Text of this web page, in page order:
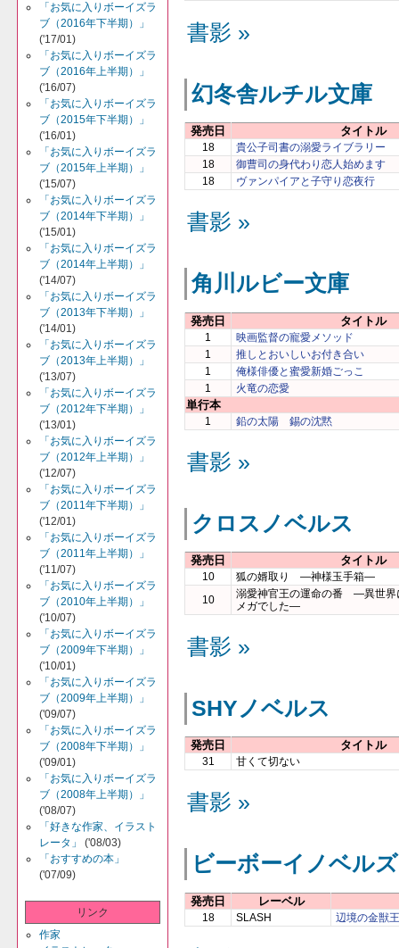
「お気に入りボーイズラ
ブ（2016年下半期）」
('17/01)
「お気に入りボーイズラ
ブ（2016年上半期）」
('16/07)
「お気に入りボーイズラ
ブ（2015年下半期）」
('16/01)
「お気に入りボーイズラ
ブ（2015年上半期）」
('15/07)
「お気に入りボーイズラ
ブ（2014年下半期）」
('15/01)
「お気に入りボーイズラ
ブ（2014年上半期）」
('14/07)
「お気に入りボーイズラ
ブ（2013年下半期）」
('14/01)
「お気に入りボーイズラ
ブ（2013年上半期）」
('13/07)
「お気に入りボーイズラ
ブ（2012年下半期）」
('13/01)
「お気に入りボーイズラ
ブ（2012年上半期）」
('12/07)
「お気に入りボーイズラ
ブ（2011年下半期）」
('12/01)
「お気に入りボーイズラ
ブ（2011年上半期）」
('11/07)
「お気に入りボーイズラ
ブ（2010年上半期）」
('10/07)
「お気に入りボーイズラ
ブ（2009年下半期）」
('10/01)
「お気に入りボーイズラ
ブ（2009年上半期）」
('09/07)
「お気に入りボーイズラ
ブ（2008年下半期）」
('09/01)
「お気に入りボーイズラ
ブ（2008年上半期）」
('08/07)
「好きな作家、イラスト
レータ」
('08/03)
「おすすめの本」
('07/09)
リンク
作家
書影 »
幻冬舎ルチル文庫
発売日 タイトル
18
貴公子司書の溺愛ライブラリー
18
御曹司の身代わり恋人始めます
18
ヴァンパイアと子守り恋夜行
書影 »
角川ルビー文庫
発売日 タイトル
1
映画監督の寵愛メソッド
1
推しとおいしいお付き合い
1
俺様俳優と蜜愛新婚ごっこ
1
火竜の恋愛
単行本
1 鉛の太陽 錫の沈黙
書影 »
クロスノベルス
発売日 タイトル
10
狐の婿取り ―神様玉手箱―
10
溺愛神官王の運命の番 ―異世界
メガでした―
書影 »
SHYノベルス
発売日 タイトル
31 甘くて切ない
書影 »
ビーボーイノベルズ
発売日 レーベル
18 SLASH 辺境の金獣